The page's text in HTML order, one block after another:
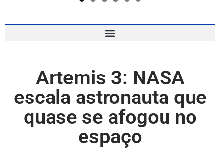
Artemis 3: NASA
escala astronauta que
quase se afogou no
espaço